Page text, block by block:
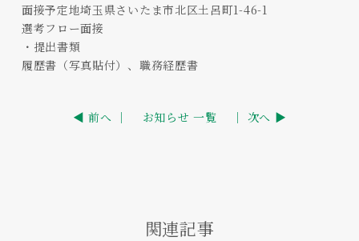
面接予定地埼玉県さいたま市北区土呂町1-46-1
選考フロー面接
・提出書類
履歴書（写真貼付）、職務経歴書
◀ 前へ ｜ お知らせ 一覧 ｜ 次へ ▶
関連記事